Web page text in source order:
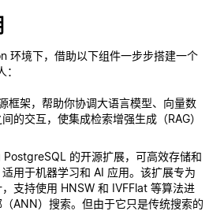
环境下，借助以下组件一步步搭建一个
框架，帮助你协调大语言模型、向量数
的交互，使集成检索增强生成（RAG）
PostgreSQL 的开源扩展，可高效存储和
用于机器学习和 AI 应用。该扩展专为
支持使用 HNSW 和 IVFFlat 等算法进
ANN）搜索。但由于它只是传统搜索的